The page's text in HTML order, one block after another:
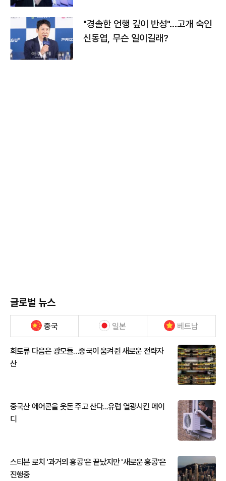
"경솔한 언행 깊이 반성"…고개 숙인
신동엽, 무슨 일이길래?
글로벌 뉴스
중국 일본 베트남
희토류 다음은 광모듈…중국이 움켜쥔 새로운 전략자
산
중국산 에어콘을 웃돈 주고 산다...유럽 열광시킨 메이
디
스티븐 로치 '과거의 홍콩'은 끝났지만 '새로운 홍콩'은
진행중